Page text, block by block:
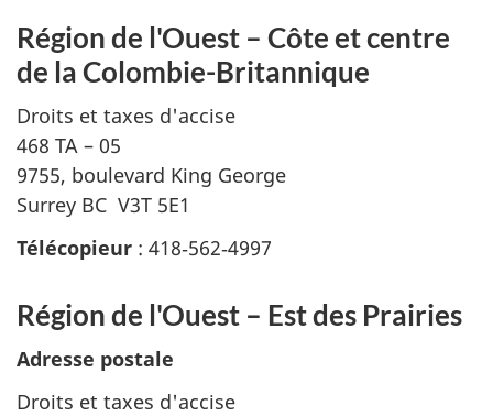
Région de l'Ouest – Côte et centre
de la Colombie-Britannique
Droits et taxes d'accise
468 TA – 05
9755, boulevard King George
Surrey BC V3T 5E1
Télécopieur : 418‑562‑4997
Région de l'Ouest – Est des Prairies
Adresse postale
Droits et taxes d'accise